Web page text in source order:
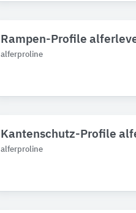
Rampen-Profile
alferproline
Kantenschutz-Profile
alferproline